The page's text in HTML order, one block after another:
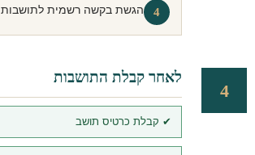
4 הגשת בקשה רשמית לתושבות
4
לאחר קבלת התושבות
✔ קבלת כרטיס תושב